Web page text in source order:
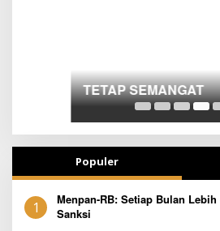
Populer
1
Menpan-RB: Setiap Bulan Lebih
Sanksi